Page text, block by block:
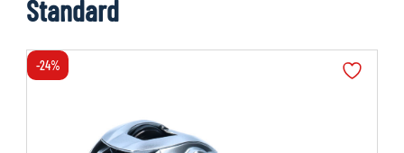
Standard
-24%